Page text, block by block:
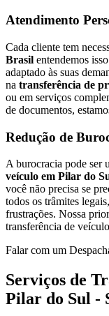
Atendimento
Cada cliente tem
Brasil entendemos
adaptado às suas
na transferência de
ou em serviços
de documentos,
Redução de
A burocracia pode ser
veículo em Pilar do
você não precisa se
todos os trâmites
frustrações. Nossa
transferência de
Falar com um
Serviços de
Pilar do Sul -